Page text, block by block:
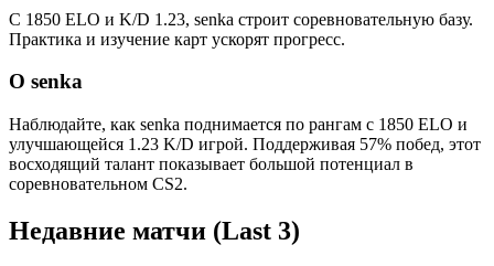
С 1850 ELO и K/D 1.23, senka строит соревновательную базу.
Практика и изучение карт ускорят прогресс.
О senka
Наблюдайте, как senka поднимается по рангам с 1850 ELO и
улучшающейся 1.23 K/D игрой. Поддерживая 57% побед, этот
восходящий талант показывает большой потенциал в
соревновательном CS2.
Недавние матчи (Last 3)